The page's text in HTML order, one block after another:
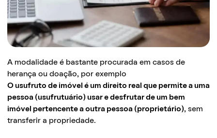
A modalidade é bastante procurada em casos de
herança ou doação, por exemplo
O usufruto de imóvel é um direito real que permite a uma
pessoa (usufrutuário) usar e desfrutar de um bem
imóvel pertencente a outra pessoa (proprietário), sem
transferir a propriedade.